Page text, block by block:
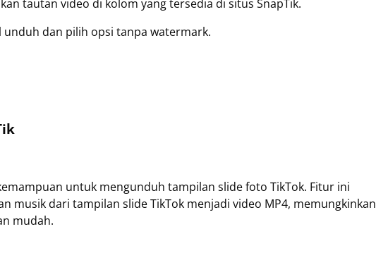
tautan video di kolom yang tersedia di situs SnapTik.
unduh dan pilih opsi tanpa watermark.
untuk mengunduh tampilan slide foto TikTok. Fitur ini
musik dari tampilan slide TikTok menjadi video MP4, memungkinkan
mudah.